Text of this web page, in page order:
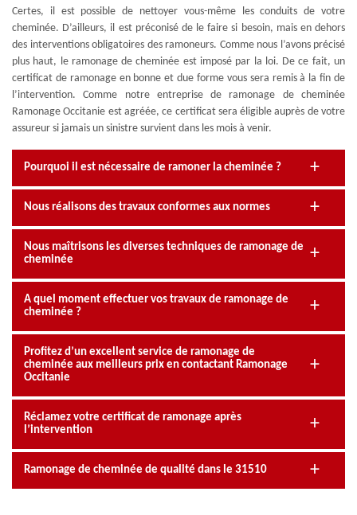
Certes, il est possible de nettoyer vous-même les conduits de votre
cheminée. D’ailleurs, il est préconisé de le faire si besoin, mais en dehors
des interventions obligatoires des ramoneurs. Comme nous l’avons précisé
plus haut, le ramonage de cheminée est imposé par la loi. De ce fait, un
certificat de ramonage en bonne et due forme vous sera remis à la fin de
l’intervention. Comme notre entreprise de ramonage de cheminée
Ramonage Occitanie est agréée, ce certificat sera éligible auprès de votre
assureur si jamais un sinistre survient dans les mois à venir.
Pourquoi il est nécessaire de ramoner la cheminée ?
Nous réalisons des travaux conformes aux normes
Nous maîtrisons les diverses techniques de ramonage de
cheminée
A quel moment effectuer vos travaux de ramonage de
cheminée ?
Profitez d’un excellent service de ramonage de
cheminée aux meilleurs prix en contactant Ramonage
Occitanie
Réclamez votre certificat de ramonage après
l’intervention
Ramonage de cheminée de qualité dans le 31510